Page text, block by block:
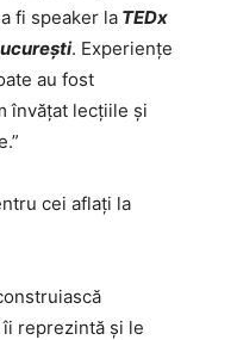
fi speaker la TEDx
. Experiențe
au fost
învățat lecțiile și
cei aflați la
reprezintă și le